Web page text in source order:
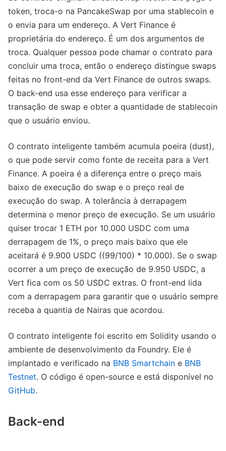
token, troca-o na PancakeSwap por uma stablecoin e
o envia para um endereço. A Vert Finance é
proprietária do endereço. É um dos argumentos de
troca. Qualquer pessoa pode chamar o contrato para
concluir uma troca, então o endereço distingue swaps
feitas no front-end da Vert Finance de outros swaps.
O back-end usa esse endereço para verificar a
transação de swap e obter a quantidade de stablecoin
que o usuário enviou.
O contrato inteligente também acumula poeira (dust),
o que pode servir como fonte de receita para a Vert
Finance. A poeira é a diferença entre o preço mais
baixo de execução do swap e o preço real de
execução do swap. A tolerância à derrapagem
determina o menor preço de execução. Se um usuário
quiser trocar 1 ETH por 10.000 USDC com uma
derrapagem de 1%, o preço mais baixo que ele
aceitará é 9.900 USDC ((99/100) * 10.000). Se o swap
ocorrer a um preço de execução de 9.950 USDC, a
Vert fica com os 50 USDC extras. O front-end lida
com a derrapagem para garantir que o usuário sempre
receba a quantia de Nairas que acordou.
O contrato inteligente foi escrito em Solidity usando o
ambiente de desenvolvimento da Foundry. Ele é
implantado e verificado na BNB Smartchain e BNB
Testnet. O código é open-source e está disponível no
GitHub.
Back-end